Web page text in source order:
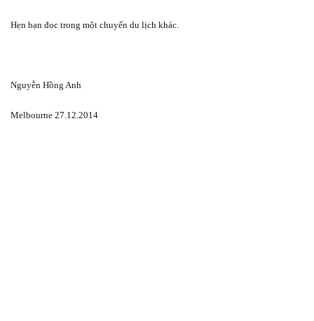
Hẹn bạn đọc trong một chuyến du lịch khác.
Nguyễn Hồng Anh
Melbourne 27.12.2014